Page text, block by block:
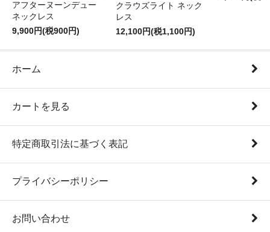
アフターヌーンデュー
ネックレス
9,900円(税900円)
クラウズライト ネック
レス
12,100円(税1,100円)
ホーム
カートを見る
特定商取引法に基づく表記
プライバシーポリシー
お問い合わせ